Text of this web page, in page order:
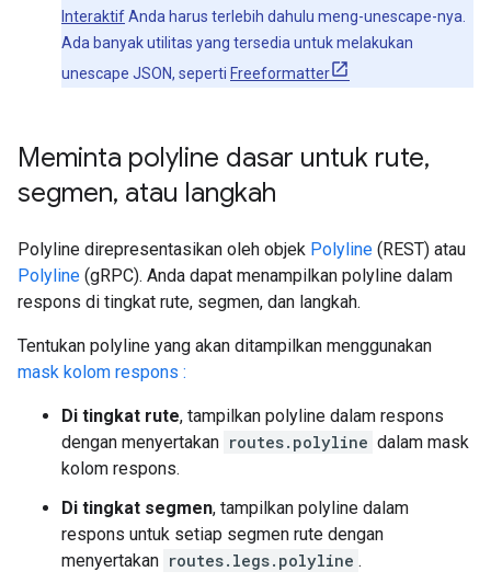
InteraktifAnda harus terlebih dahulu meng-unescape-nya.
Ada banyak utilitas yang tersedia untuk melakukan
unescape JSON, seperti Freeformatter
Meminta polyline dasar untuk rute,
segmen, atau langkah
Polyline direpresentasikan oleh objek Polyline (REST) atau
Polyline (gRPC). Anda dapat menampilkan polyline dalam
respons di tingkat rute, segmen, dan langkah.
Tentukan polyline yang akan ditampilkan menggunakan
mask kolom respons :
Di tingkat rute, tampilkan polyline dalam respons
dengan menyertakan routes.polyline dalam mask
kolom respons.
Di tingkat segmen, tampilkan polyline dalam
respons untuk setiap segmen rute dengan
menyertakan routes.legs.polyline .